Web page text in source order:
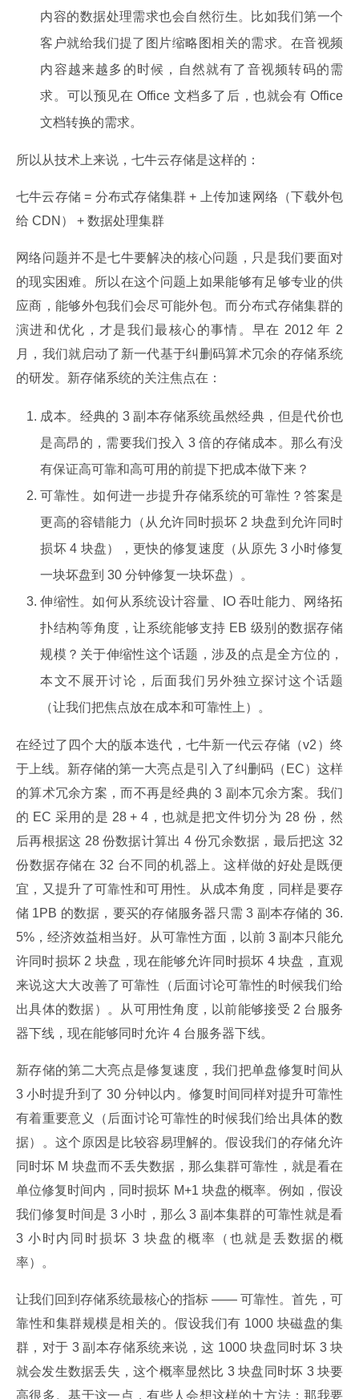
内容的数据处理需求也会自然衍生。比如我们第一个
客户就给我们提了图片缩略图相关的需求。在音视频
内容越来越多的时候，自然就有了音视频转码的需
求。可以预见在 Office 文档多了后，也就会有 Office
文档转换的需求。
所以从技术上来说，七牛云存储是这样的：
七牛云存储 = 分布式存储集群 + 上传加速网络（下载外包
给 CDN） + 数据处理集群
网络问题并不是七牛要解决的核心问题，只是我们要面对
的现实困难。所以在这个问题上如果能够有足够专业的供
应商，能够外包我们会尽可能外包。而分布式存储集群的
演进和优化，才是我们最核心的事情。早在 2012 年 2
月，我们就启动了新一代基于纠删码算术冗余的存储系统
的研发。新存储系统的关注焦点在：
成本。经典的 3 副本存储系统虽然经典，但是代价也
是高昂的，需要我们投入 3 倍的存储成本。那么有没
有保证高可靠和高可用的前提下把成本做下来？
可靠性。如何进一步提升存储系统的可靠性？答案是
更高的容错能力（从允许同时损坏 2 块盘到允许同时
损坏 4 块盘），更快的修复速度（从原先 3 小时修复
一块坏盘到 30 分钟修复一块坏盘）。
伸缩性。如何从系统设计容量、IO 吞吐能力、网络拓
扑结构等角度，让系统能够支持 EB 级别的数据存储
规模？关于伸缩性这个话题，涉及的点是全方位的，
本文不展开讨论，后面我们另外独立探讨这个话题
（让我们把焦点放在成本和可靠性上）。
在经过了四个大的版本迭代，七牛新一代云存储（v2）终
于上线。新存储的第一大亮点是引入了纠删码（EC）这样
的算术冗余方案，而不再是经典的 3 副本冗余方案。我们
的 EC 采用的是 28 + 4，也就是把文件切分为 28 份，然
后再根据这 28 份数据计算出 4 份冗余数据，最后把这 32
份数据存储在 32 台不同的机器上。这样做的好处是既便
宜，又提升了可靠性和可用性。从成本角度，同样是要存
储 1PB 的数据，要买的存储服务器只需 3 副本存储的 36.
5%，经济效益相当好。从可靠性方面，以前 3 副本只能允
许同时损坏 2 块盘，现在能够允许同时损坏 4 块盘，直观
来说这大大改善了可靠性（后面讨论可靠性的时候我们给
出具体的数据）。从可用性角度，以前能够接受 2 台服务
器下线，现在能够同时允许 4 台服务器下线。
新存储的第二大亮点是修复速度，我们把单盘修复时间从
3 小时提升到了 30 分钟以内。修复时间同样对提升可靠性
有着重要意义（后面讨论可靠性的时候我们给出具体的数
据）。这个原因是比较容易理解的。假设我们的存储允许
同时坏 M 块盘而不丢失数据，那么集群可靠性，就是看在
单位修复时间内，同时损坏 M+1 块盘的概率。例如，假设
我们修复时间是 3 小时，那么 3 副本集群的可靠性就是看
3 小时内同时损坏 3 块盘的概率（也就是丢数据的概
率）。
让我们回到存储系统最核心的指标 —— 可靠性。首先，可
靠性和集群规模是相关的。假设我们有 1000 块磁盘的集
群，对于 3 副本存储系统来说，这 1000 块盘同时坏 3 块
就会发生数据丢失，这个概率显然比 3 块盘同时坏 3 块要
高很多。基于这一点，有些人会想这样的土方法：那我要